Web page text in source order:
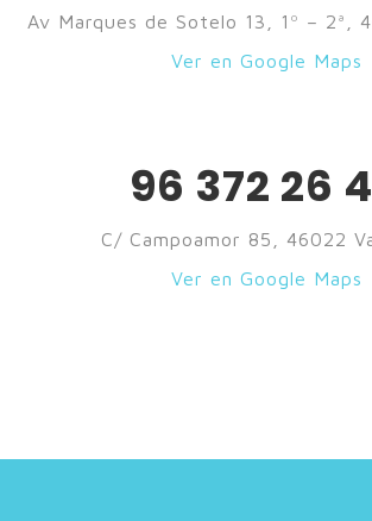
Av Marques de Sotelo 13, 1º – 2ª,
Ver en Google Maps
96 372 26
C/ Campoamor 85, 46022
Ver en Google Maps